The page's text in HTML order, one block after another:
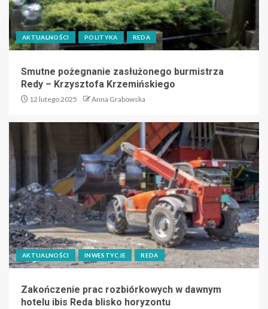
AKTUALNOŚCI POLITYKA REDA
Smutne pożegnanie zasłużonego burmistrza
Redy – Krzysztofa Krzemińskiego
12 lutego 2025 Anna Grabowska
AKTUALNOŚCI INWESTYCJE REDA
Zakończenie prac rozbiórkowych w dawnym
hotelu ibis Reda blisko horyzontu